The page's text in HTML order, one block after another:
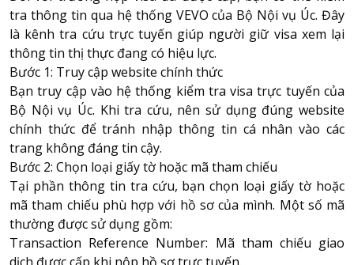
tra thông tin qua hệ thống VEVO của Bộ Nội vụ Úc. Đây
là kênh tra cứu trực tuyến giúp người giữ visa xem lại
thông tin thị thực đang có hiệu lực.
Bước 1: Truy cập website chính thức
Bạn truy cập vào hệ thống kiểm tra visa trực tuyến của
Bộ Nội vụ Úc. Khi tra cứu, nên sử dụng đúng website
chính thức để tránh nhập thông tin cá nhân vào các
trang không đáng tin cậy.
Bước 2: Chọn loại giấy tờ hoặc mã tham chiếu
Tại phần thông tin tra cứu, bạn chọn loại giấy tờ hoặc
mã tham chiếu phù hợp với hồ sơ của mình. Một số mã
thường được sử dụng gồm:
Transaction Reference Number: Mã tham chiếu giao
dịch được cấp khi nộp hồ sơ trực tuyến.